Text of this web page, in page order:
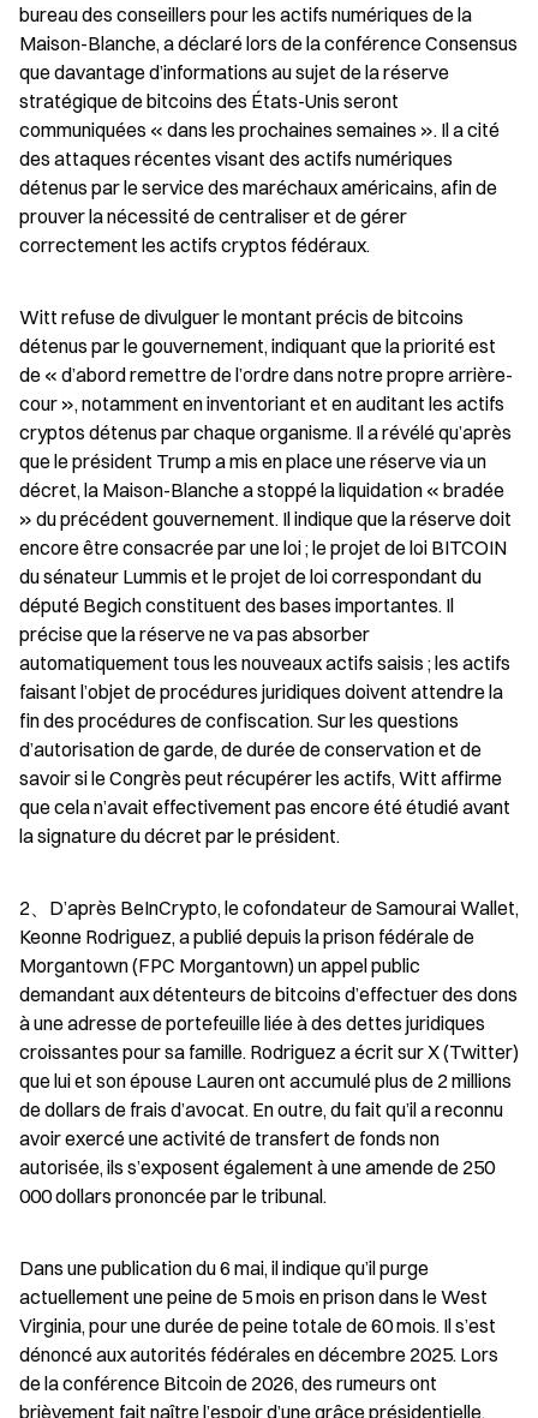
bureau des conseillers pour les actifs numériques de la
Maison-Blanche, a déclaré lors de la conférence Consensus
que davantage d’informations au sujet de la réserve
stratégique de bitcoins des États-Unis seront
communiquées « dans les prochaines semaines ». Il a cité
des attaques récentes visant des actifs numériques
détenus par le service des maréchaux américains, afin de
prouver la nécessité de centraliser et de gérer
correctement les actifs cryptos fédéraux.
Witt refuse de divulguer le montant précis de bitcoins
détenus par le gouvernement, indiquant que la priorité est
de « d’abord remettre de l’ordre dans notre propre arrière-
cour », notamment en inventoriant et en auditant les actifs
cryptos détenus par chaque organisme. Il a révélé qu’après
que le président Trump a mis en place une réserve via un
décret, la Maison-Blanche a stoppé la liquidation « bradée
» du précédent gouvernement. Il indique que la réserve doit
encore être consacrée par une loi ; le projet de loi BITCOIN
du sénateur Lummis et le projet de loi correspondant du
député Begich constituent des bases importantes. Il
précise que la réserve ne va pas absorber
automatiquement tous les nouveaux actifs saisis ; les actifs
faisant l’objet de procédures juridiques doivent attendre la
fin des procédures de confiscation. Sur les questions
d’autorisation de garde, de durée de conservation et de
savoir si le Congrès peut récupérer les actifs, Witt affirme
que cela n’avait effectivement pas encore été étudié avant
la signature du décret par le président.
2、D’après BeInCrypto, le cofondateur de Samourai Wallet,
Keonne Rodriguez, a publié depuis la prison fédérale de
Morgantown (FPC Morgantown) un appel public
demandant aux détenteurs de bitcoins d’effectuer des dons
à une adresse de portefeuille liée à des dettes juridiques
croissantes pour sa famille. Rodriguez a écrit sur X (Twitter)
que lui et son épouse Lauren ont accumulé plus de 2 millions
de dollars de frais d’avocat. En outre, du fait qu’il a reconnu
avoir exercé une activité de transfert de fonds non
autorisée, ils s’exposent également à une amende de 250
000 dollars prononcée par le tribunal.
Dans une publication du 6 mai, il indique qu’il purge
actuellement une peine de 5 mois en prison dans le West
Virginia, pour une durée de peine totale de 60 mois. Il s’est
dénoncé aux autorités fédérales en décembre 2025. Lors
de la conférence Bitcoin de 2026, des rumeurs ont
brièvement fait naître l’espoir d’une grâce présidentielle,